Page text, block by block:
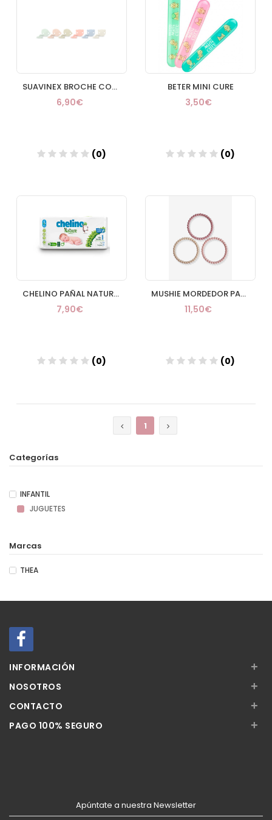
SUAVINEX BROCHE CON CADENA DECORADO +0
6,90€
(0)
BETER MINI CURE
3,50€
(0)
CHELINO PAÑAL NATURE T1 28 UND
7,90€
(0)
MUSHIE MORDEDOR PACK 3 BRAZALETES
11,50€
(0)
1
Categorías
INFANTIL
JUGUETES
Marcas
THEA
INFORMACIÓN +
NOSOTROS +
CONTACTO +
PAGO 100% SEGURO +
Apúntate a nuestra Newsletter